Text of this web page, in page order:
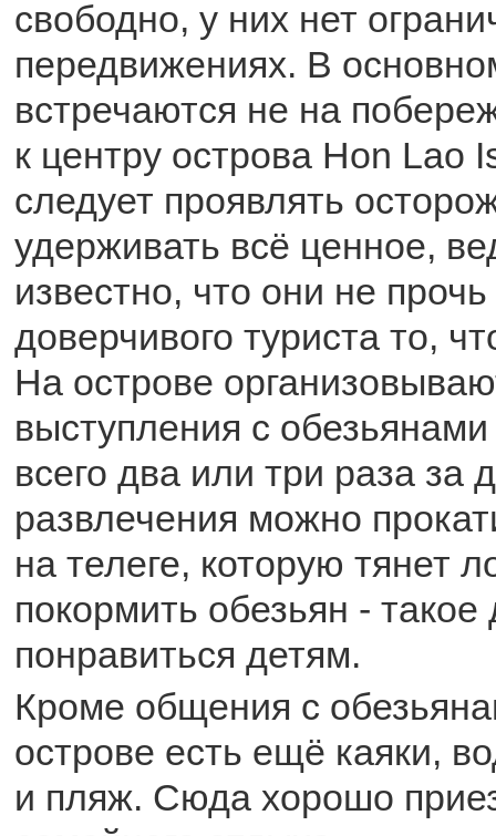
свободно, у них нет
передвижениях. В
встречаются не на
к центру острова Hon Lao
следует проявлять
удерживать всё ценное,
известно, что они не прочь
доверчивого туриста то,
На острове
выступления с
всего два или три раза за
развлечения можно
на телеге, которую тянет
покормить обезьян -
понравиться детям.
Кроме общения с
острове есть ещё каяки,
и пляж. Сюда хорошо